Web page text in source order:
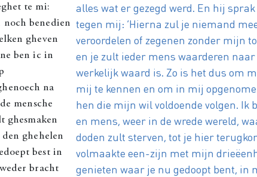
te mi:
noch benedien
gheven
ben ic in
na
mensche
ghesmaken
ghehelen
best in
bracht
alles wat er gezegd werd. En hij
tegen mij: ‘Hierna zul je niemand
veroordelen of zegenen zonder mijn
en je zult ieder mens waarderen
werkelijk waard is. Zo is het dus om
mij te kennen en om in mij
hen die mijn wil voldoende volgen. Ik
en mens, weer in de wrede wereld,
doden zult sterven, tot je hier
volmaakte een-zijn met mijn
genieten waar je nu gedoopt bent, in